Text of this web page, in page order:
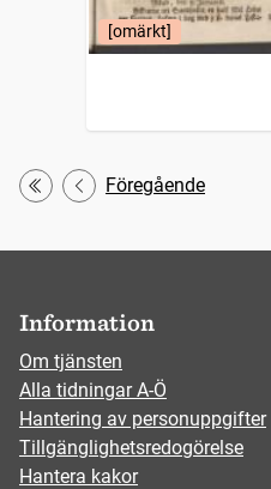
[omärkt]
Första
Föregående
Information
Om tjänsten
Alla tidningar A-Ö
Hantering av personuppgifter
Tillgänglighetsredogörelse
Hantera kakor